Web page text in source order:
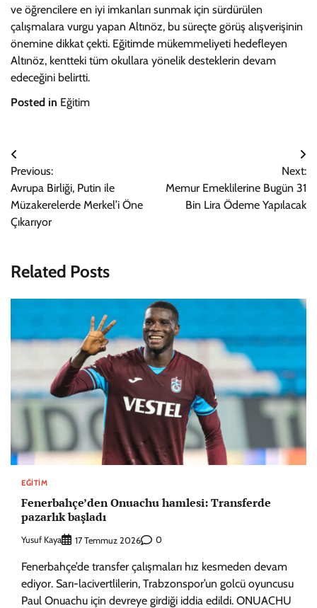
ve öğrencilere en iyi imkanları sunmak için sürdürülen
çalışmalara vurgu yapan Altınöz, bu süreçte görüş alışverişinin
önemine dikkat çekti. Eğitimde mükemmeliyeti hedefleyen
Altınöz, kentteki tüm okullara yönelik desteklerin devam
edeceğini belirtti.
Posted in Eğitim
Yazı
gezinmesi
Previous:
Avrupa Birliği, Putin ile
Müzakerelerde Merkel’i Öne
Çıkarıyor
Next:
Memur Emeklilerine Bugün 31
Bin Lira Ödeme Yapılacak
Related Posts
EĞITIM
Fenerbahçe’den Onuachu hamlesi: Transferde
pazarlık başladı
Yusuf Kaya 17 Temmuz 2026 0
Fenerbahçe’de transfer çalışmaları hız kesmeden devam
ediyor. Sarı-lacivertlilerin, Trabzonspor’un golcü oyuncusu
Paul Onuachu için devreye girdiği iddia edildi. ONUACHU